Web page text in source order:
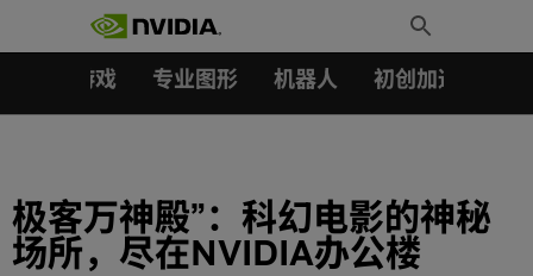
Toggle
Search
游戏 专业图形 机器人 初创加速会员成
极客万神殿”：科幻电影的神秘
场所，尽在NVIDIA办公楼